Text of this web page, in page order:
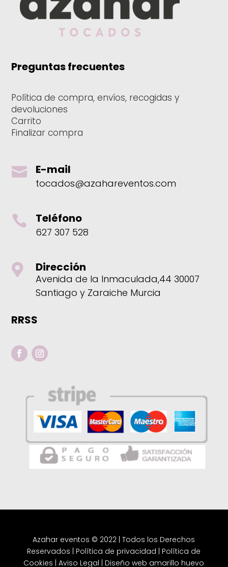
Preguntas frecuentes
Política de compra, envíos, recogidas y
devoluciones
Carrito
Finalizar compra
 E-mail
tocados@azahareventos.com
 Teléfono
627 307 528
 Dirección
Avenida de la Inmaculada,44 30007
Santiago y Zaraiche Murcia
RRSS
Azahar eventos © 2022 | Todos los Derechos
Reservados | Política de privacidad
Política de
Cookies |Aviso Legal Diseño web amarillo huevo